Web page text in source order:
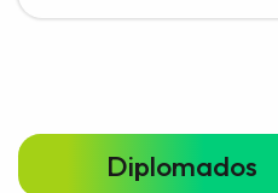
Diplomados